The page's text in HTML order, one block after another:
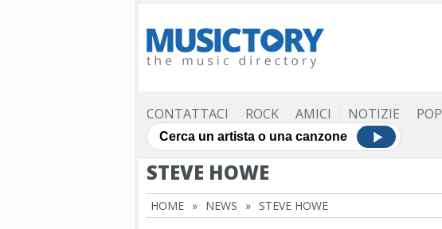
CONTATTACI ROCK AMICI NOTIZIE POP
STEVE HOWE
HOME » NEWS » STEVE HOWE